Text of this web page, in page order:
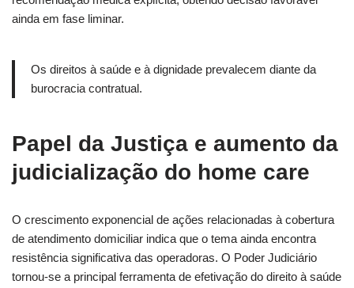
ainda em fase liminar.
Os direitos à saúde e à dignidade prevalecem diante da
burocracia contratual.
Papel da Justiça e aumento da
judicialização do home care
O crescimento exponencial de ações relacionadas à cobertura
de atendimento domiciliar indica que o tema ainda encontra
resistência significativa das operadoras. O Poder Judiciário
tornou-se a principal ferramenta de efetivação do direito à saúde